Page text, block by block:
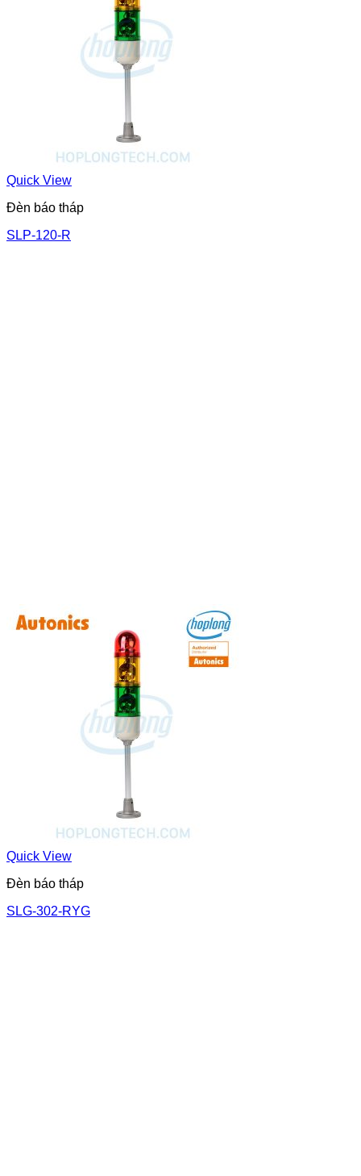
Quick View
Đèn báo tháp
SLP-120-R
Quick View
Đèn báo tháp
SLG-302-RYG